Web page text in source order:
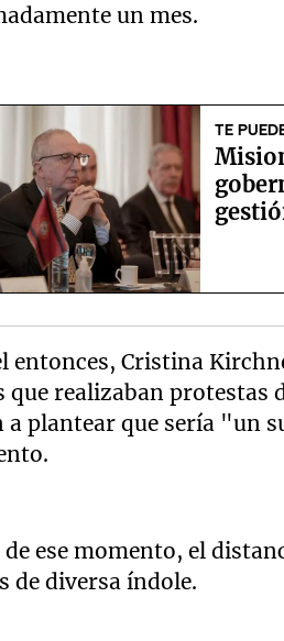
un mes.
TE
entonces, Cristina
que realizaban protestas
a plantear que sería "un
ese momento, el
de diversa índole.